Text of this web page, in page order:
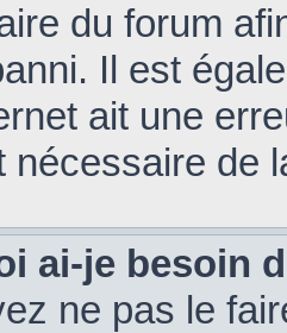
du forum
Il est
ait une
nécessaire de
ai-je besoin
ne pas le